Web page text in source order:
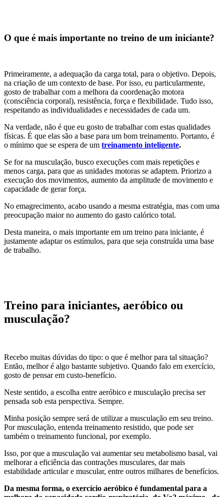
O que é mais importante no treino de um iniciante?
Primeiramente, a adequação da carga total, para o objetivo. Depois,
na criação de um contexto de base. Por isso, eu particularmente,
gosto de trabalhar com a melhora da coordenação motora
(consciência corporal), resistência, força e flexibilidade. Tudo isso,
respeitando as individualidades e necessidades de cada um.
Na verdade, não é que eu gosto de trabalhar com estas qualidades
físicas. É que elas são a base para um bom treinamento. Portanto, é
o mínimo que se espera de um treinamento inteligente.
Se for na musculação, busco execuções com mais repetições e
menos carga, para que as unidades motoras se adaptem. Priorizo a
execução dos movimentos, aumento da amplitude de movimento e
capacidade de gerar força.
No emagrecimento, acabo usando a mesma estratégia, mas com uma
preocupação maior no aumento do gasto calórico total.
Desta maneira, o mais importante em um treino para iniciante, é
justamente adaptar os estímulos, para que seja construída uma base
de trabalho.
Treino para iniciantes, aeróbico ou
musculação?
Recebo muitas dúvidas do tipo: o que é melhor para tal situação?
Então, melhor é algo bastante subjetivo. Quando falo em exercício,
gosto de pensar em custo-benefício.
Neste sentido, a escolha entre aeróbico e musculação precisa ser
pensada sob esta perspectiva. Sempre.
Minha posição sempre será de utilizar a musculação em seu treino.
Por musculação, entenda treinamento resistido, que pode ser
também o treinamento funcional, por exemplo.
Isso, por que a musculação vai aumentar seu metabolismo basal, vai
melhorar a eficiência das contrações musculares, dar mais
estabilidade articular e muscular, entre outros milhares de benefícios.
Da mesma forma, o exercício aeróbico é fundamental para a